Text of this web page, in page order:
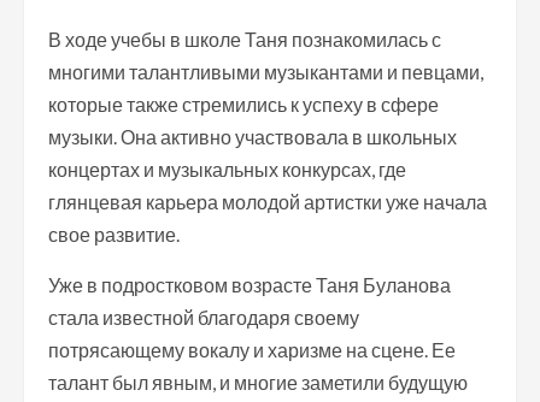
В ходе учебы в школе Таня познакомилась с
многими талантливыми музыкантами и певцами,
которые также стремились к успеху в сфере
музыки. Она активно участвовала в школьных
концертах и музыкальных конкурсах, где
глянцевая карьера молодой артистки уже начала
свое развитие.
Уже в подростковом возрасте Таня Буланова
стала известной благодаря своему
потрясающему вокалу и харизме на сцене. Ее
талант был явным, и многие заметили будущую